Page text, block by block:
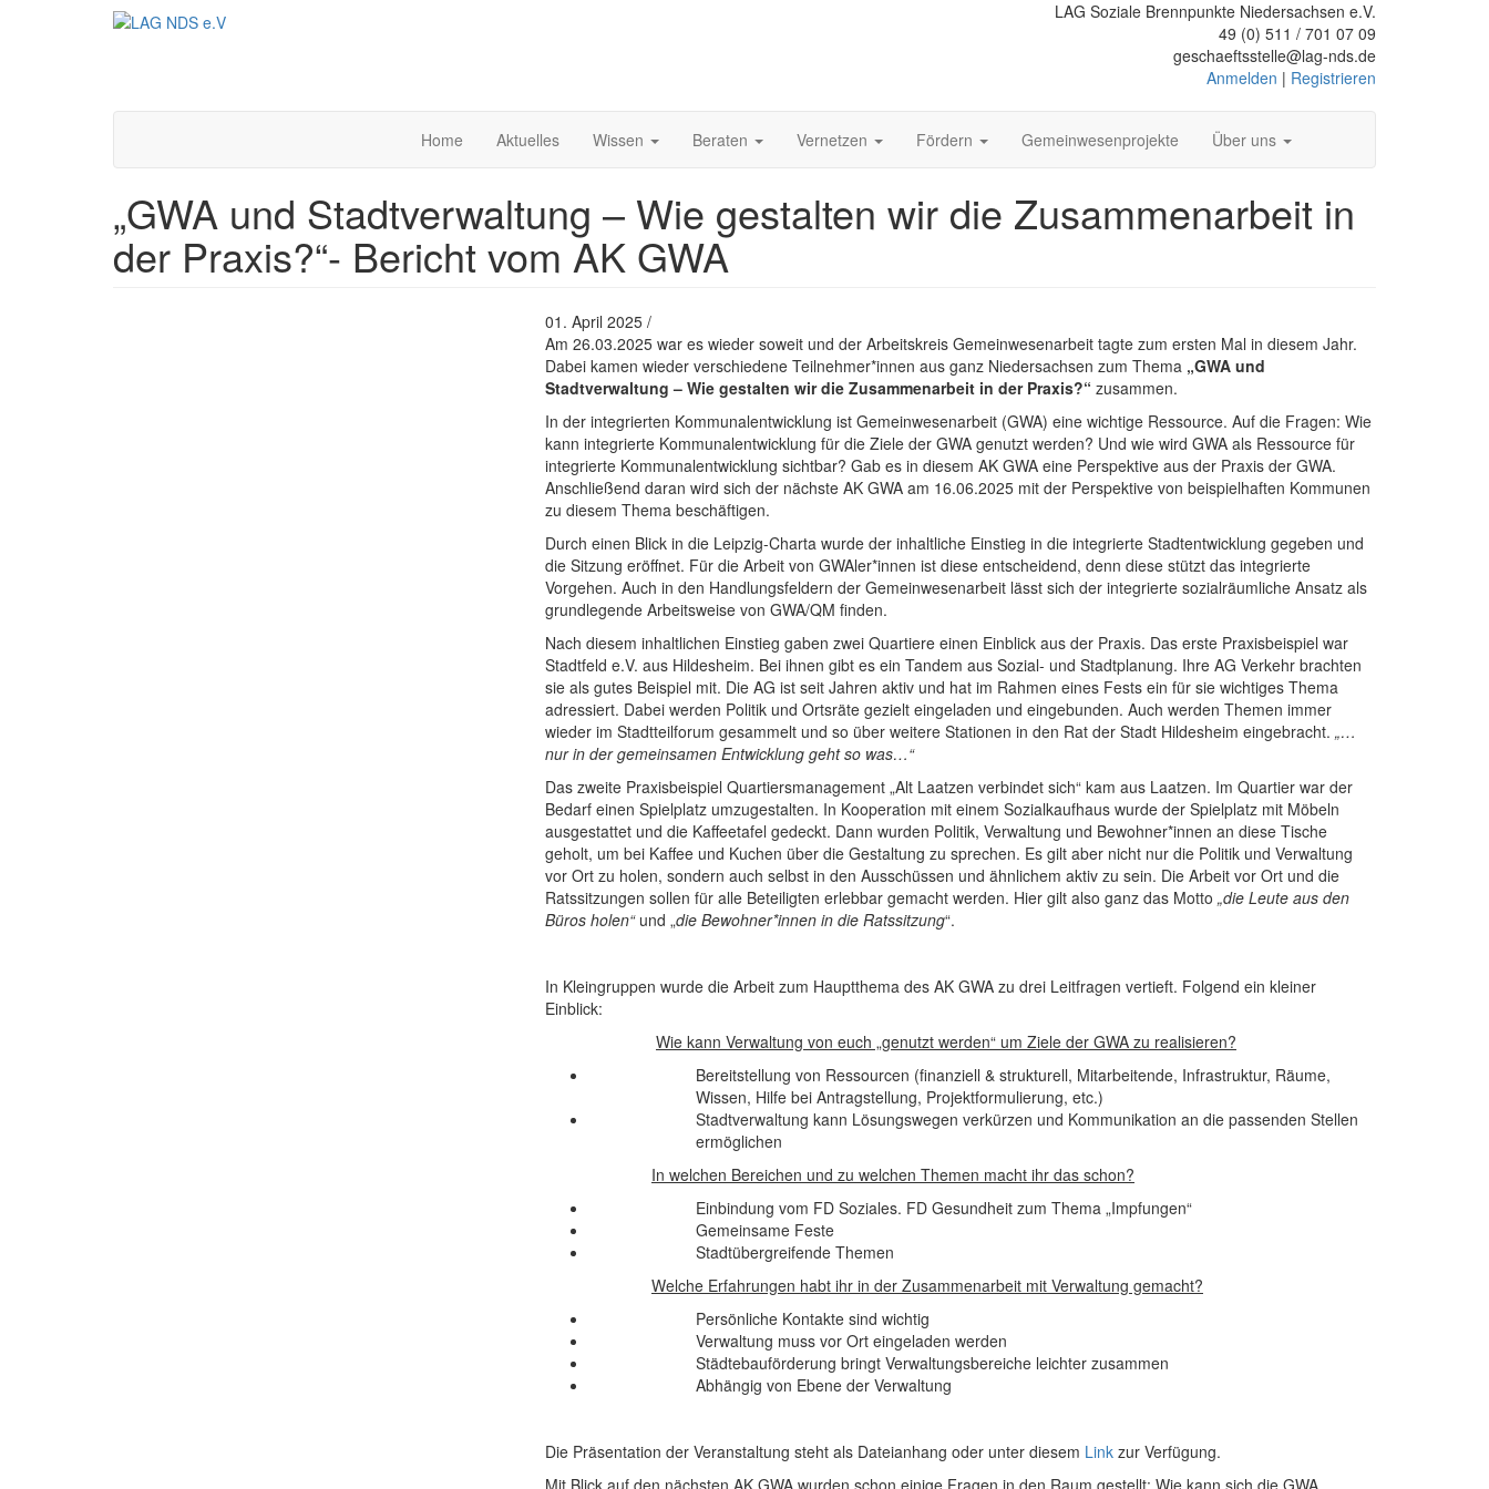
LAG Soziale Brennpunkte Niedersachsen e.V.
49 (0) 511 / 701 07 09
geschaeftsstelle@lag-nds.de
Anmelden | Registrieren
Home Aktuelles Wissen Beraten Vernetzen Fördern Gemeinwesenprojekte Über uns
„GWA und Stadtverwaltung – Wie gestalten wir die Zusammenarbeit in
der Praxis?“- Bericht vom AK GWA
01. April 2025 /
Am 26.03.2025 war es wieder soweit und der Arbeitskreis Gemeinwesenarbeit tagte zum ersten Mal in diesem Jahr.
Dabei kamen wieder verschiedene Teilnehmer*innen aus ganz Niedersachsen zum Thema „GWA und
Stadtverwaltung – Wie gestalten wir die Zusammenarbeit in der Praxis?“ zusammen.
In der integrierten Kommunalentwicklung ist Gemeinwesenarbeit (GWA) eine wichtige Ressource. Auf die Fragen: Wie
kann integrierte Kommunalentwicklung für die Ziele der GWA genutzt werden? Und wie wird GWA als Ressource für
integrierte Kommunalentwicklung sichtbar? Gab es in diesem AK GWA eine Perspektive aus der Praxis der GWA.
Anschließend daran wird sich der nächste AK GWA am 16.06.2025 mit der Perspektive von beispielhaften Kommunen
zu diesem Thema beschäftigen.
Durch einen Blick in die Leipzig-Charta wurde der inhaltliche Einstieg in die integrierte Stadtentwicklung gegeben und
die Sitzung eröffnet. Für die Arbeit von GWAler*innen ist diese entscheidend, denn diese stützt das integrierte
Vorgehen. Auch in den Handlungsfeldern der Gemeinwesenarbeit lässt sich der integrierte sozialräumliche Ansatz als
grundlegende Arbeitsweise von GWA/QM finden.
Nach diesem inhaltlichen Einstieg gaben zwei Quartiere einen Einblick aus der Praxis. Das erste Praxisbeispiel war
Stadtfeld e.V. aus Hildesheim. Bei ihnen gibt es ein Tandem aus Sozial- und Stadtplanung. Ihre AG Verkehr brachten
sie als gutes Beispiel mit. Die AG ist seit Jahren aktiv und hat im Rahmen eines Fests ein für sie wichtiges Thema
adressiert. Dabei werden Politik und Ortsräte gezielt eingeladen und eingebunden. Auch werden Themen immer
wieder im Stadtteilforum gesammelt und so über weitere Stationen in den Rat der Stadt Hildesheim eingebracht. „…
nur in der gemeinsamen Entwicklung geht so was…“
Das zweite Praxisbeispiel Quartiersmanagement „Alt Laatzen verbindet sich“ kam aus Laatzen. Im Quartier war der
Bedarf einen Spielplatz umzugestalten. In Kooperation mit einem Sozialkaufhaus wurde der Spielplatz mit Möbeln
ausgestattet und die Kaffeetafel gedeckt. Dann wurden Politik, Verwaltung und Bewohner*innen an diese Tische
geholt, um bei Kaffee und Kuchen über die Gestaltung zu sprechen. Es gilt aber nicht nur die Politik und Verwaltung
vor Ort zu holen, sondern auch selbst in den Ausschüssen und ähnlichem aktiv zu sein. Die Arbeit vor Ort und die
Ratssitzungen sollen für alle Beteiligten erlebbar gemacht werden. Hier gilt also ganz das Motto „die Leute aus den
Büros holen“und „die Bewohner*innen in die Ratssitzung“.
In Kleingruppen wurde die Arbeit zum Hauptthema des AK GWA zu drei Leitfragen vertieft. Folgend ein kleiner
Einblick:
Wie kann Verwaltung von euch „genutzt werden“ um Ziele der GWA zu realisieren?
Bereitstellung von Ressourcen (finanziell & strukturell, Mitarbeitende, Infrastruktur, Räume,
Wissen, Hilfe bei Antragstellung, Projektformulierung, etc.)
Stadtverwaltung kann Lösungswegen verkürzen und Kommunikation an die passenden Stellen
ermöglichen
In welchen Bereichen und zu welchen Themen macht ihr das schon?
Einbindung vom FD Soziales. FD Gesundheit zum Thema „Impfungen“
Gemeinsame Feste
Stadtübergreifende Themen
Welche Erfahrungen habt ihr in der Zusammenarbeit mit Verwaltung gemacht?
Persönliche Kontakte sind wichtig
Verwaltung muss vor Ort eingeladen werden
Städtebauförderung bringt Verwaltungsbereiche leichter zusammen
Abhängig von Ebene der Verwaltung
Die Präsentation der Veranstaltung steht als Dateianhang oder unter diesem Link zur Verfügung.
Mit Blick auf den nächsten AK GWA wurden schon einige Fragen in den Raum gestellt: Wie kann sich die GWA